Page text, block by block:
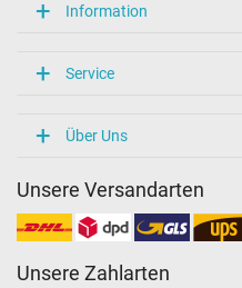
Information
Service
Über Uns
Unsere Versandarten
Unsere Zahlarten